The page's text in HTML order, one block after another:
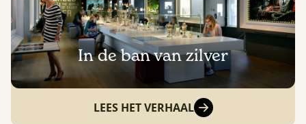
In de ban van zilver
LEES HET VERHAAL